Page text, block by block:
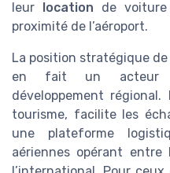
leur location de
proximité de l’aéroport.
La position stratégique de
en fait un acteur
développement
tourisme, facilite les
une plateforme
aériennes opérant entre